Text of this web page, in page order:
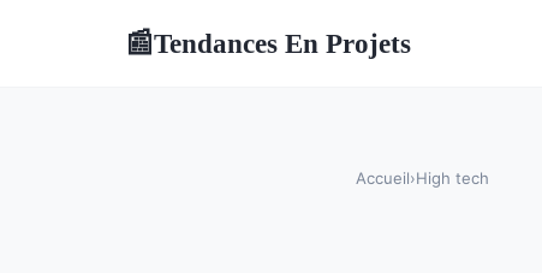
📰Tendances En Projets
Accueil›High tech